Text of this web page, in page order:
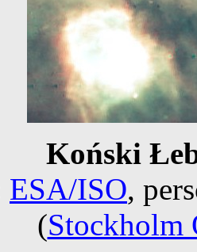
Koński
ESA/ISO,
(Stockholm